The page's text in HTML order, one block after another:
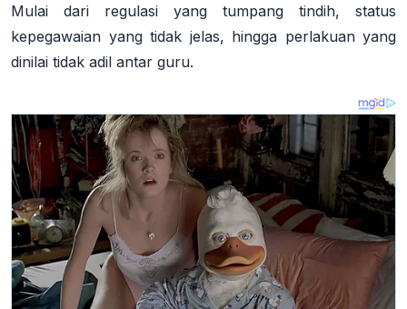
Mulai dari regulasi yang tumpang tindih, status
kepegawaian yang tidak jelas, hingga perlakuan yang
dinilai tidak adil antar guru.